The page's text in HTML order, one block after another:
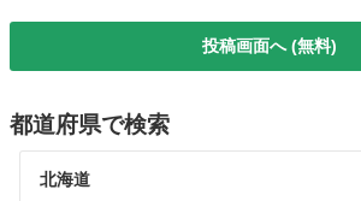
投稿画面へ (無料)
都道府県で検索
北海道